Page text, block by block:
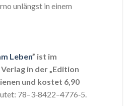
unlängst in einem
Leben” ist im
in der „Edition
und kostet 6,90
78–3‑8422–4776‑5.